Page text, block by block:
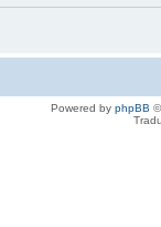
Powered by phpBB